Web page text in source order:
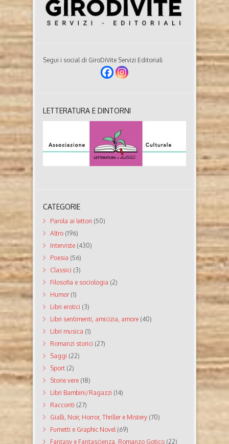
Segui i social di GiroDiVite Servizi Editoriali
LETTERATURA E DINTORNI
CATEGORIE
Parola ai lettori (50)
Altro (196)
Interviste (430)
Poesia (56)
Classici (3)
Filosofia e sociologia (2)
Humor(1)
Libri erotici (3)
Libri sentimenti, amicizia, amore (40)
Libri musica (1)
Romanzi storici (27)
Saggi (22)
Sport (2)
Storie vere (18)
Libri Bambini/Ragazzi (14)
Racconti (27)
Gialli, Noir, Horror, Thriller e Mistery (70)
Fumetti e Graphic Novel(69)
Fantasy e Fantascienza, Romanzo Gotico (22)